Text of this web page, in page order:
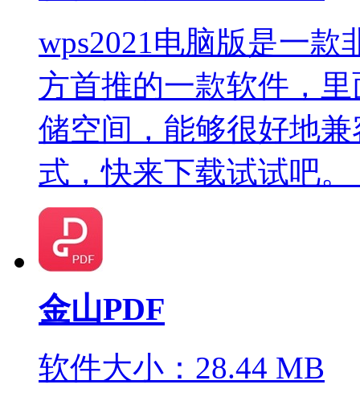
wps2021电脑版是一
方首推的一款软件，
储空间，能够很好地
式，快来下载试试吧。
金山PDF
软件大小：28.44 MB